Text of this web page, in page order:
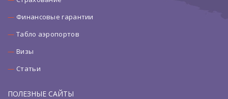
Финансовые гарантии
Табло аэропортов
Визы
Статьи
ПОЛЕЗНЫЕ САЙТЫ